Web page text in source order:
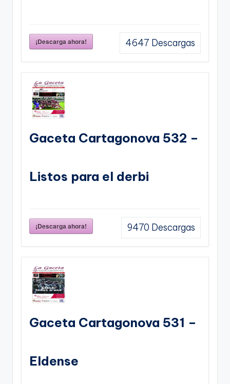
¡Descarga ahora! 4647 Descargas
Gaceta Cartagonova 532 –
Listos para el derbi
¡Descarga ahora! 9470 Descargas
Gaceta Cartagonova 531 –
Eldense